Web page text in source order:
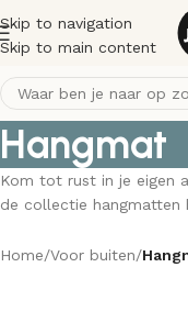
Skip to navigation
Skip to main content
Hangmat
Kom tot rust in je eigen
de collectie hangmatten
Home/Voor buiten/